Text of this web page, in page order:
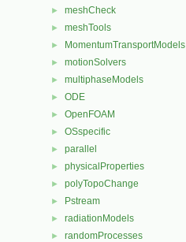
► meshCheck
► meshTools
► MomentumTransportModels
► motionSolvers
► multiphaseModels
► ODE
► OpenFOAM
► OSspecific
► parallel
► physicalProperties
► polyTopoChange
► Pstream
► radiationModels
► randomProcesses